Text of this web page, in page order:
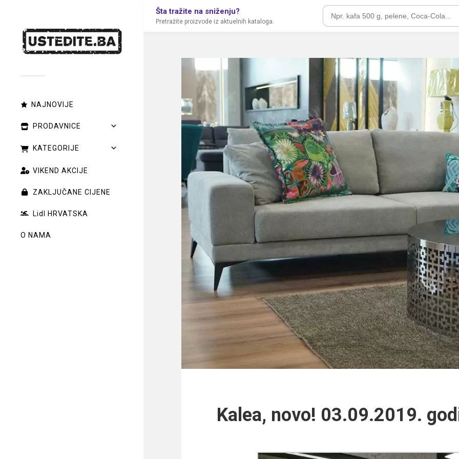
NAJNOVIJE
PRODAVNICE
KATEGORIJE
VIKEND AKCIJE
ZAKLJUČANE CIJENE
Lidl HRVATSKA
O NAMA
Šta tražite na sniženju?
Pretražite proizvode iz aktuelnih kataloga.
Kalea, novo! 03.09.2019.